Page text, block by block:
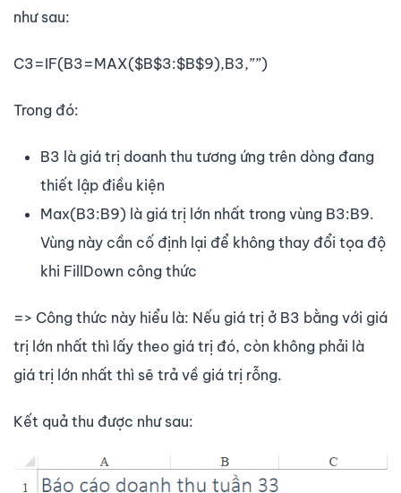
như sau:
C3=IF(B3=MAX($B$3:$B$9),B3,””)
Trong đó:
B3 là giá trị doanh thu tương ứng trên dòng đang
thiết lập điều kiện
Max(B3:B9) là giá trị lớn nhất trong vùng B3:B9.
Vùng này cần cố định lại để không thay đổi tọa độ
khi FillDown công thức
=> Công thức này hiểu là: Nếu giá trị ở B3 bằng với giá
trị lớn nhất thì lấy theo giá trị đó, còn không phải là
giá trị lớn nhất thì sẽ trả về giá trị rỗng.
Kết quả thu được như sau: